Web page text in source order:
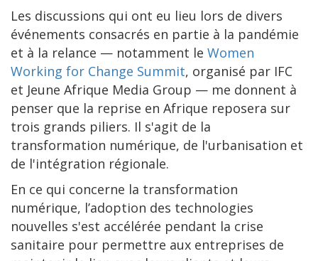
Les discussions qui ont eu lieu lors de divers
événements consacrés en partie à la pandémie
et à la relance — notamment le Women
Working for Change Summit, organisé par IFC
et Jeune Afrique Media Group — me donnent à
penser que la reprise en Afrique reposera sur
trois grands piliers. Il s'agit de la
transformation numérique, de l'urbanisation et
de l'intégration régionale.
En ce qui concerne la transformation
numérique, l’adoption des technologies
nouvelles s'est accélérée pendant la crise
sanitaire pour permettre aux entreprises de